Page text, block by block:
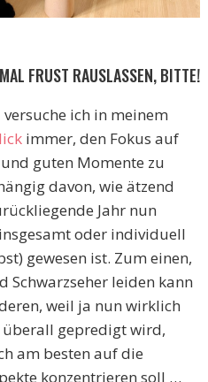
FRUST RAUSLASSEN, BITTE!
versuche ich in meinem
immer, den Fokus auf
guten Momente zu
davon, wie ätzend
Jahr nun
oder individuell
gewesen ist. Zum einen,
Schwarzseher leiden kann
weil ja nun wirklich
gepredigt wird,
am besten auf die
konzentrieren soll …